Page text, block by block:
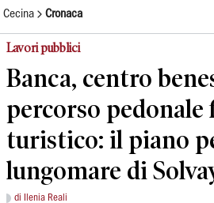
Cecina Cronaca
Lavori pubblici
Banca, centro
percorso
turistico: il piano
lungomare di
di Ilenia Reali